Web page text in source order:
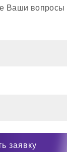
Ваши вопросы
заявку